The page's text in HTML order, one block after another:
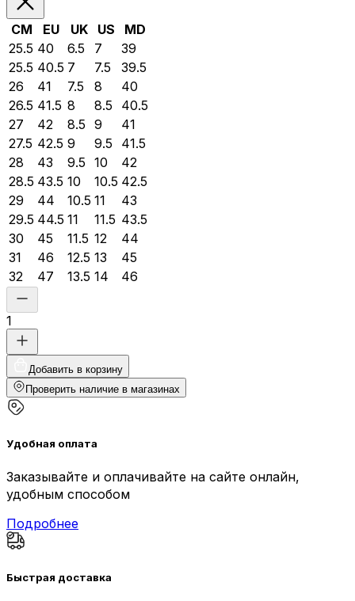
CM EU UK US
MD
25.5 40 6.5 7
39
25.5 40.5 7 7.5
39.5
26
41 7.5 8
40
26.5 41.5 8 8.5
40.5
27
42 8.5 9
41
27.5 42.5 9 9.5
41.5
28
43 9.5 10
42
28.5 43.5 10 10.5 42.5
29
44 10.5 11
43
29.5 44.5 11 11.5 43.5
30
45 11.5 12
44
31
46 12.5 13
45
32
47 13.5 14 46
1
Добавить в корзину
Проверить наличие в магазинах
Удобная оплата
Заказывайте и оплачивайте на сайте онлайн,
удобным способом
Подробнее
Быстрая доставка